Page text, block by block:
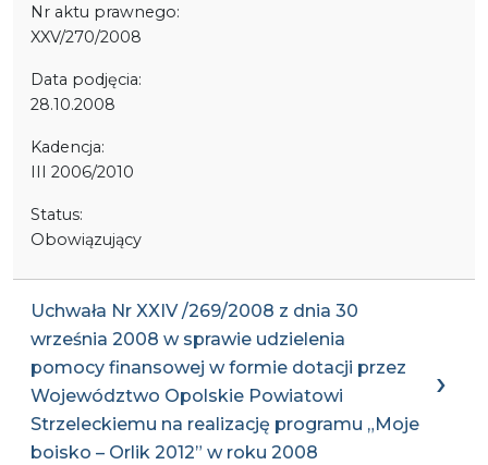
Nr aktu prawnego:
XXV/270/2008
Data podjęcia:
28.10.2008
Kadencja:
III 2006/2010
Status:
Obowiązujący
Uchwała Nr XXIV /269/2008 z dnia 30
września 2008 w sprawie udzielenia
pomocy finansowej w formie dotacji przez
Województwo Opolskie Powiatowi
Strzeleckiemu na realizację programu „Moje
boisko – Orlik 2012” w roku 2008